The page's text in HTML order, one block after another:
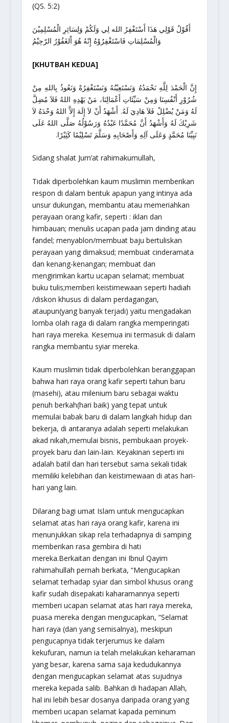
(QS. 5:2)
أَقُوْلُ قَوْلِي هَذَا أَسْتَغْفِرُ الله لِي وَلَكُمْ وَلِسَائِرِ الْمُسْلِمِيْنَ
وَالْمُسْلِمَاتِ فَاسْتَغْفِرُوْهُ إِنّهُ هُوَ اْلغَفُوْرُ الرّحِيْمُ
[KHUTBAH KEDUA]
إِنَّ الْحَمْدَ لِلَّهِ نَحْمَدُهُ وَنَسْتَعِيْنُهُ وَنَسْتَغْفِرُهْ وَنَعُوذُ بِاللهِ مِنْ
شُرُوْرِ أَنْفُسِنَا وَمِنْ سَيِّئَاتِ أَعْمَالِنَا، مَنْ يَهْدِهِ اللهُ فَلاَ مُضِلَّ
لَهُ وَمَنْ يُضْلِلْ فَلاَ هَادِيَ لَهُ. أَشْهَدُ أَنْ لاَ إِلَهَ إِلاَّ اللهُ وَحْدَهُ لاَ
شَرِيْكَ لَهُ وَأَشْهَدُ أَنَّ مُحَمَّدًا عَبْدُهُ وَرَسُوْلُهُ صَلَّى اللهُ عَلَى
نَبِيِّنَا مُحَمَّدٍ وَعَلَى آلِهِ وَأَصْحَابِهِ وَسَلَّمَ تَسْلِيْمًا كَثِيْرًا.
Sidang shalat Jum’at rahimakumullah,
Tidak diperbolehkan kaum muslimin memberikan
respon di dalam bentuk apapun yang intinya ada
unsur dukungan, membantu atau memeriahkan
perayaan orang kafir, seperti : iklan dan
himbauan; menulis ucapan pada jam dinding atau
fandel; menyablon/membuat baju bertuliskan
perayaan yang dimaksud; membuat cinderamata
dan kenang-kenangan; membuat dan
mengirimkan kartu ucapan selamat; membuat
buku tulis;memberi keistimewaan seperti hadiah
/diskon khusus di dalam perdagangan,
ataupun(yang banyak terjadi) yaitu mengadakan
lomba olah raga di dalam rangka memperingati
hari raya mereka. Kesemua ini termasuk di dalam
rangka membantu syiar mereka.
Kaum muslimin tidak diperbolehkan beranggapan
bahwa hari raya orang kafir seperti tahun baru
(masehi), atau milenium baru sebagai waktu
penuh berkah(hari baik) yang tepat untuk
memulai babak baru di dalam langkah hidup dan
bekerja, di antaranya adalah seperti melakukan
akad nikah,memulai bisnis, pembukaan proyek-
proyek baru dan lain-lain. Keyakinan seperti ini
adalah batil dan hari tersebut sama sekali tidak
memiliki kelebihan dan keistimewaan di atas hari-
hari yang lain.
Dilarang bagi umat Islam untuk mengucapkan
selamat atas hari raya orang kafir, karena ini
menunjukkan sikap rela terhadapnya di samping
memberikan rasa gembira di hati
mereka.Berkaitan dengan ini Ibnul Qayim
rahimahullah pernah berkata, “Mengucapkan
selamat terhadap syiar dan simbol khusus orang
kafir sudah disepakati kaharamannya seperti
memberi ucapan selamat atas hari raya mereka,
puasa mereka dengan mengucapkan, “Selamat
hari raya (dan yang semisalnya), meskipun
pengucapnya tidak terjerumus ke dalam
kekufuran, namun ia telah melakukan keharaman
yang besar, karena sama saja kedudukannya
dengan mengucapkan selamat atas sujudnya
mereka kepada salib. Bahkan di hadapan Allah,
hal ini lebih besar dosanya daripada orang yang
memberi ucapan selamat kapada peminum